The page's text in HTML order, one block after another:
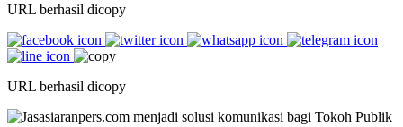
URL berhasil dicopy
URL berhasil dicopy